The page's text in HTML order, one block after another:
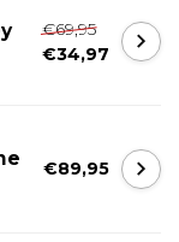
€69,95
€34,97
€89,95